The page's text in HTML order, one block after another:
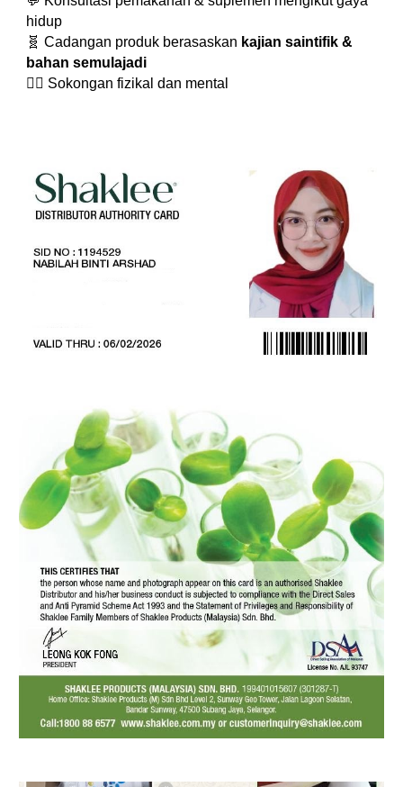
hidup
🧬 Cadangan produk berasaskan kajian saintifik &
bahan semulajadi
🧘‍♀️ Sokongan fizikal dan mental